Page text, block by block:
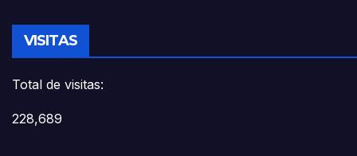
VISITAS
Total de visitas:
228,689